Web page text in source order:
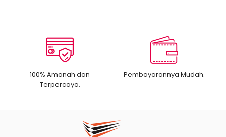
100% Amanah dan
Terpercaya.
Pembayarannya Mudah.